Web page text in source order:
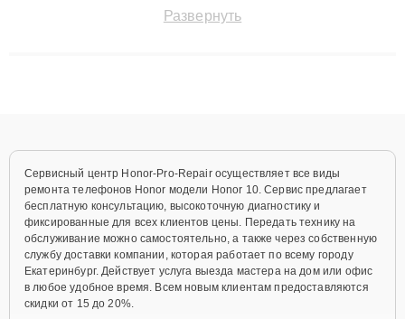
сохранением гарантии до 3 лет. Наши мастера решают
Развернуть
Сервисный центр Honor-Pro-Repair осуществляет все виды
ремонта телефонов Honor модели Honor 10. Сервис предлагает
бесплатную консультацию, высокоточную диагностику и
фиксированные для всех клиентов цены. Передать технику на
обслуживание можно самостоятельно, а также через собственную
службу доставки компании, которая работает по всему городу
Екатеринбург. Действует услуга выезда мастера на дом или офис
в любое удобное время. Всем новым клиентам предоставляются
скидки от 15 до 20%.